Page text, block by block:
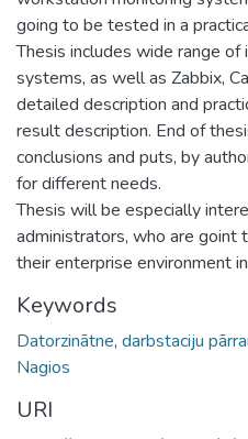
going to be tested in a
Thesis includes wide range
systems, as well as Zabbix,
detailed description and
result description. End of
conclusions and puts, by
for different needs.
Thesis will be especially
administrators, who are goint
their enterprise environment
Keywords
Datorzinātne, darbstaciju
Nagios
URI